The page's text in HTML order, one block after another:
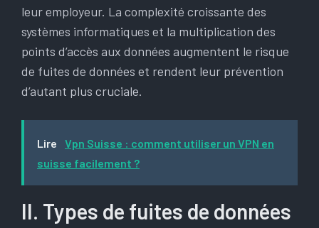
leur employeur. La complexité croissante des
systèmes informatiques et la multiplication des
points d’accès aux données augmentent le risque
de fuites de données et rendent leur prévention
d’autant plus cruciale.
Lire
Vpn Suisse : comment utiliser un VPN en
suisse facilement ?
II. Types de fuites de données